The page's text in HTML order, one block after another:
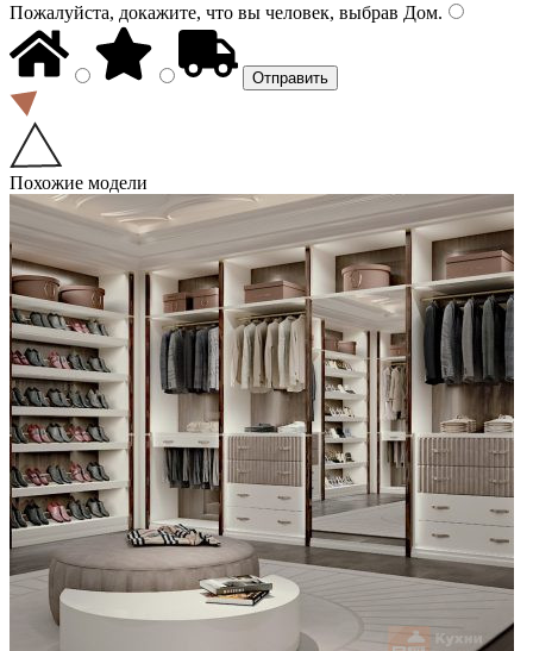
Пожалуйста, докажите, что вы человек, выбрав Дом.
Похожие модели